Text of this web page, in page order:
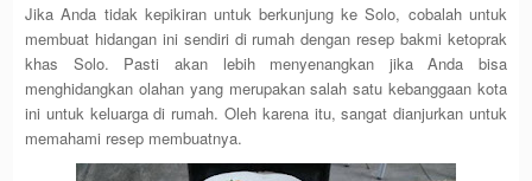
Jika Anda tidak kepikiran untuk berkunjung ke Solo, cobalah untuk
membuat hidangan ini sendiri di rumah dengan resep bakmi ketoprak
khas Solo. Pasti akan lebih menyenangkan jika Anda bisa
menghidangkan olahan yang merupakan salah satu kebanggaan kota
ini untuk keluarga di rumah. Oleh karena itu, sangat dianjurkan untuk
memahami resep membuatnya.